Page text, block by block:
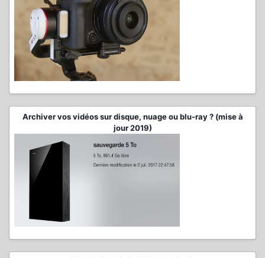
Archiver vos vidéos sur disque, nuage ou blu-ray ? (mise à
jour 2019)